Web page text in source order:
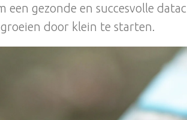
een gezonde en succesvolle
door klein te starten.